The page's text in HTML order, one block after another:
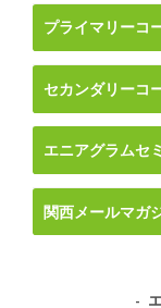
ゲ
ー
シ
ョ
ン
プライマリーコ
セカンダリーコ
エニアグラムセ
関西メールマガ